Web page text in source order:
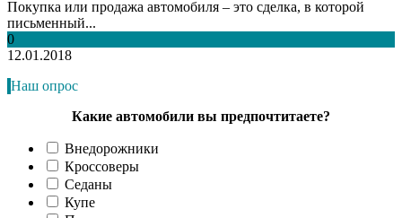
Покупка или продажа автомобиля – это сделка, в которой
письменный...
0
12.01.2018
Наш опрос
Какие автомобили вы предпочтитаете?
Внедорожники
Кроссоверы
Седаны
Купе